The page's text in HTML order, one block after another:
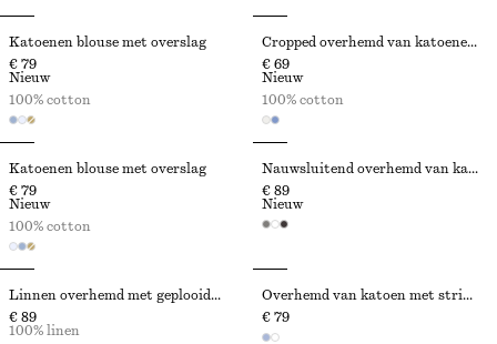
Katoenen blouse met overslag
€ 79
Nieuw
100% cotton
Cropped overhemd van katoenen keperstof
€ 69
Nieuw
100% cotton
Katoenen blouse met overslag
€ 79
Nieuw
100% cotton
Nauwsluitend overhemd van katoen
€ 89
Nieuw
Linnen overhemd met geplooide taille
€ 89
100% linen
Overhemd van katoen met strik in de taille
€ 79